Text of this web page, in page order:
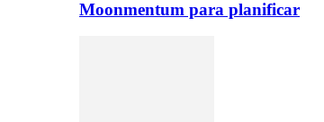
Moonmentum para planificar